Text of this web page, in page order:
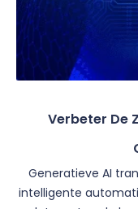
Verbeter De
Generatieve AI
intelligente